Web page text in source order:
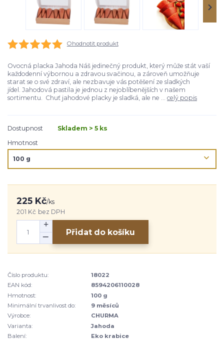
Ohodnotit produkt
Ovocná placka Jahoda Náš jedinečný produkt, který může stát vaší
každodenní výbornou a zdravou svačinou, a zároveň umožňuje
starat se o své zdraví, ale nezbavuje vás potěšení ze sladkých
jídel. Jahodová pastila je jednou z nejoblíbenějších v našem
sortimentu. Chuť jahodové placky je sladká, ale ne ... celý popis
Dostupnost
Skladem > 5 ks
Hmotnost
225 Kč/ks
201 Kč bez DPH
Přidat do košíku
Číslo produktu:
18022
EAN kód:
8594206110028
Hmotnost:
100 g
Minimální trvanlivost do:
9 měsíců
Výrobce:
CHURMA
Varianta:
Jahoda
Balení:
Eko krabice